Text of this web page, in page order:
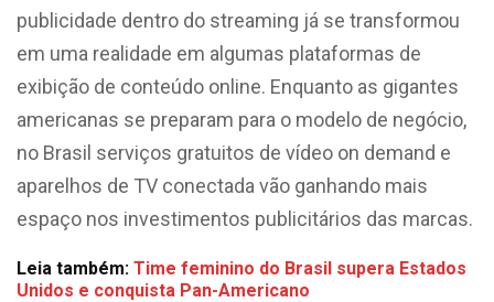
publicidade dentro do streaming já se transformou
em uma realidade em algumas plataformas de
exibição de conteúdo online. Enquanto as gigantes
americanas se preparam para o modelo de negócio,
no Brasil serviços gratuitos de vídeo on demand e
aparelhos de TV conectada vão ganhando mais
espaço nos investimentos publicitários das marcas.
Leia também: Time feminino do Brasil supera Estados
Unidos e conquista Pan-Americano